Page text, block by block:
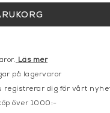
Läs mer
på lagervaror
registrerar dig för vårt
över 1000:-